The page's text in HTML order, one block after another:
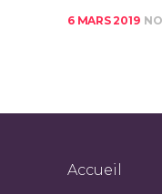
6 MARS 2019
Accueil